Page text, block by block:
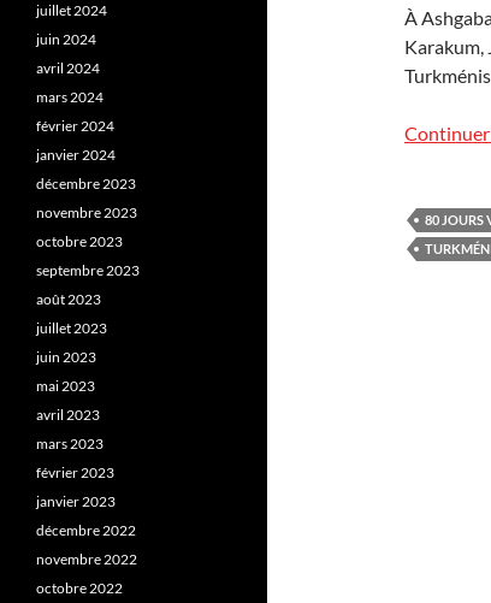
À
Karakum,
80 JOURS
juillet 2024
juin 2024
avril 2024
mars 2024
février 2024
janvier 2024
décembre 2023
novembre 2023
octobre 2023
septembre 2023
août 2023
juillet 2023
juin 2023
mai 2023
avril 2023
mars 2023
février 2023
janvier 2023
décembre 2022
novembre 2022
octobre 2022